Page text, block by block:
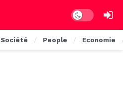
Dark mode
Société People Economie